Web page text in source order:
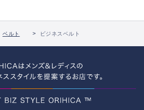
ベルト ビジネスベルト